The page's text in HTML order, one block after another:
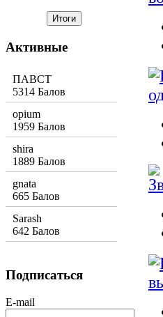
Активные
ПАВСТ
5314 Балов
opium
1959 Балов
shira
1889 Балов
gnata
665 Балов
Sarash
642 Балов
Подписаться
E-mail